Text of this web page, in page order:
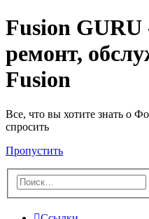
Fusion
ремонт,
Fusion
Все, что вы хотите знать о
спросить
Пропустить